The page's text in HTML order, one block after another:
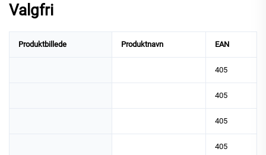
Valgfri
Produktbillede Produktnavn EAN
405
405
405
405